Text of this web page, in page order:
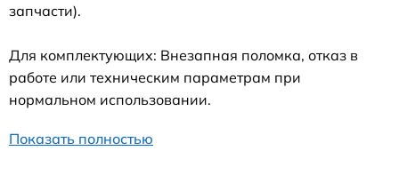
запчасти).
Для комплектующих: Внезапная поломка, отказ в
работе или техническим параметрам при
нормальном использовании.
Показать полностью